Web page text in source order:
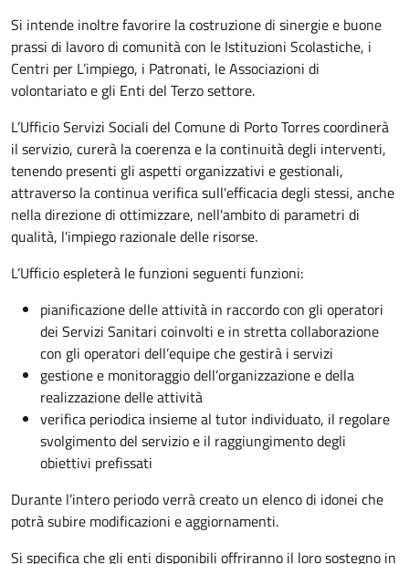
Si intende inoltre favorire la costruzione di sinergie e buone
prassi di lavoro di comunità con le Istituzioni Scolastiche, i
Centri per L’impiego, i Patronati, le Associazioni di
volontariato e gli Enti del Terzo settore.
L’Ufficio Servizi Sociali del Comune di Porto Torres coordinerà
il servizio, curerà la coerenza e la continuità degli interventi,
tenendo presenti gli aspetti organizzativi e gestionali,
attraverso la continua verifica sull'efficacia degli stessi, anche
nella direzione di ottimizzare, nell'ambito di parametri di
qualità, l'impiego razionale delle risorse.
L’Ufficio espleterà le funzioni seguenti funzioni:
pianificazione delle attività in raccordo con gli operatori
dei Servizi Sanitari coinvolti e in stretta collaborazione
con gli operatori dell’equipe che gestirà i servizi
gestione e monitoraggio dell’organizzazione e della
realizzazione delle attività
verifica periodica insieme al tutor individuato, il regolare
svolgimento del servizio e il raggiungimento degli
obiettivi prefissati
Durante l’intero periodo verrà creato un elenco di idonei che
potrà subire modificazioni e aggiornamenti.
Si specifica che gli enti disponibili offriranno il loro sostegno in